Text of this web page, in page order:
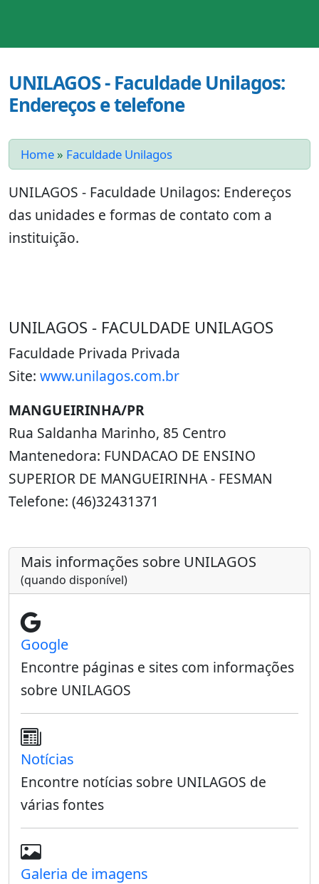
UNILAGOS - Faculdade Unilagos:
Endereços e telefone
Home » Faculdade Unilagos
UNILAGOS - Faculdade Unilagos: Endereços
das unidades e formas de contato com a
instituição.
UNILAGOS - FACULDADE UNILAGOS
Faculdade Privada Privada
Site: www.unilagos.com.br
MANGUEIRINHA/PR
Rua Saldanha Marinho, 85 Centro
Mantenedora: FUNDACAO DE ENSINO
SUPERIOR DE MANGUEIRINHA - FESMAN
Telefone: (46)32431371
Mais informações sobre UNILAGOS
(quando disponível)
Google
Encontre páginas e sites com informações
sobre UNILAGOS
Notícias
Encontre notícias sobre UNILAGOS de
várias fontes
Galeria de imagens